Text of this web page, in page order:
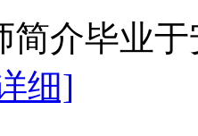
简介毕业
细]